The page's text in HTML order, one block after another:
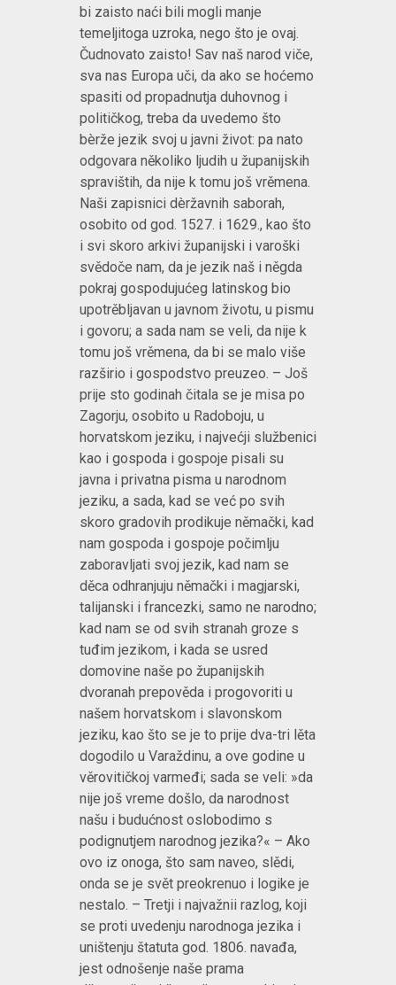
bi zaisto naći bili mogli manje
temeljitoga uzroka, nego što je ovaj.
Čudnovato zaisto! Sav naš narod viče,
sva nas Europa uči, da ako se hoćemo
spasiti od propadnutja duhovnog i
političkog, treba da uvedemo što
bèrže jezik svoj u javni život: pa nato
odgovara několiko ljudih u županijskih
spravištih, da nije k tomu još vrěmena.
Naši zapisnici dèržavnih saborah,
osobito od god. 1527. i 1629., kao što
i svi skoro arkivi županijski i varoški
svědoče nam, da je jezik naš i něgda
pokraj gospodujućeg latinskog bio
upotrěbljavan u javnom životu, u pismu
i govoru; a sada nam se veli, da nije k
tomu još vrěmena, da bi se malo više
razširio i gospodstvo preuzeo. – Još
prije sto godinah čitala se je misa po
Zagorju, osobito u Radoboju, u
horvatskom jeziku, i najvećji službenici
kao i gospoda i gospoje pisali su
javna i privatna pisma u narodnom
jeziku, a sada, kad se već po svih
skoro gradovih prodikuje němački, kad
nam gospoda i gospoje počimlju
zaboravljati svoj jezik, kad nam se
děca odhranjuju němački i magjarski,
talijanski i francezki, samo ne narodno;
kad nam se od svih stranah groze s
tuđim jezikom, i kada se usred
domovine naše po županijskih
dvoranah prepověda i progovoriti u
našem horvatskom i slavonskom
jeziku, kao što se je to prije dva-tri lěta
dogodilo u Varaždinu, a ove godine u
věrovitičkoj varmeđi; sada se veli: »da
nije još vreme došlo, da narodnost
našu i budućnost oslobodimo s
podignutjem narodnog jezika?« – Ako
ovo iz onoga, što sam naveo, slědi,
onda se je svět preokrenuo i logike je
nestalo. – Tretji i najvažnii razlog, koji
se proti uvedenju narodnoga jezika i
uništenju štatuta god. 1806. navađa,
jest odnošenje naše prama